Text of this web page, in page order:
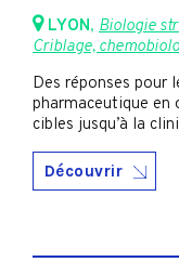
LYON, Biologie
Criblage,
Des réponses pour
pharmaceutique en
cibles jusqu’à la
Découvrir